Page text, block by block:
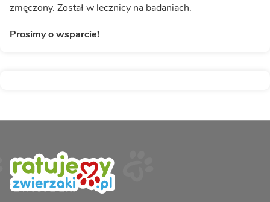
zmęczony. Został w lecznicy na badaniach.
Prosimy o wsparcie!